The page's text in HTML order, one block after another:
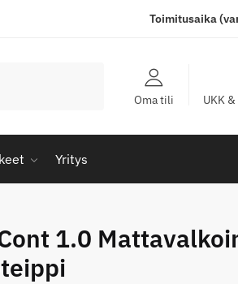
Toimitusaika
Oma tili
UKK
Yritys
1.0